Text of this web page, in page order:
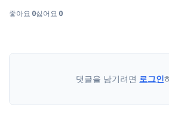
좋아요 0싫어요 0
댓글을 남기려면 로그인